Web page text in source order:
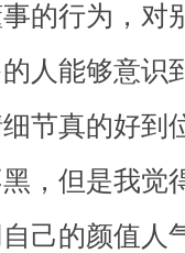
的行为，对
人能够意识
节真的好到
，但是我觉
己的颜值人